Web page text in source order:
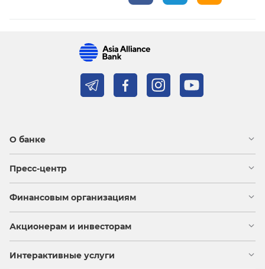
О банке
Пресс-центр
Финансовым организациям
Акционерам и инвесторам
Интерактивные услуги